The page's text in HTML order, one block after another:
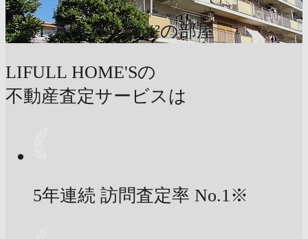
1,691 万円 100.86m²の部屋
LIFULL HOME'Sの
不動産査定サービスは
5年連続 訪問査定率 No.1※